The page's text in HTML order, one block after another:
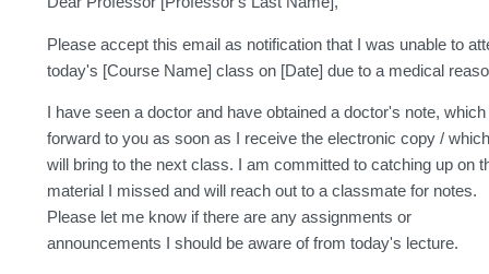
Please accept this email as notification that I was unable to
today's [Course Name] class on [Date] due to a medical
I have seen a doctor and have obtained a doctor's note, which
forward to you as soon as I receive the electronic copy /
will bring to the next class. I am committed to catching up on
material I missed and will reach out to a classmate for notes.
Please let me know if there are any assignments or
announcements I should be aware of from today's lecture.